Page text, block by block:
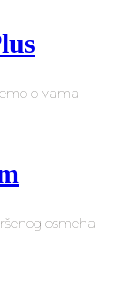
o vama
osmeha